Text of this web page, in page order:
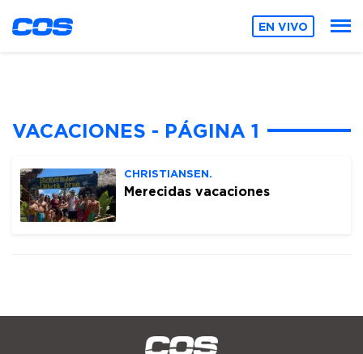
EN VIVO
VACACIONES - PÁGINA 1
CHRISTIANSEN.
Merecidas vacaciones